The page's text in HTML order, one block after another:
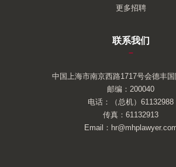
更多招聘
联系我们
–
中国上海市南京西路1717号会德丰
邮编：200040
电话：（总机）61132988
传真：61132913
Email：